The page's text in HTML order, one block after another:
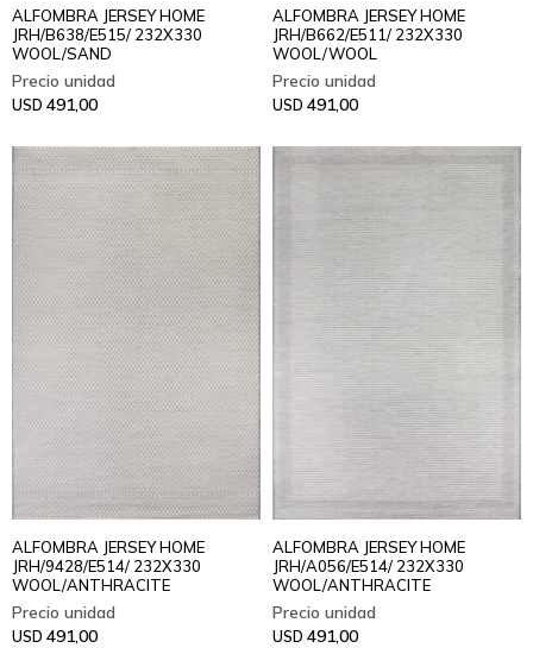
ALFOMBRA JERSEY HOME
JRH/B638/E515/ 232X330
WOOL/SAND
USD 491,00
ALFOMBRA JERSEY HOME
JRH/B662/E511/ 232X330
WOOL/WOOL
USD 491,00
ALFOMBRA JERSEY HOME
JRH/9428/E514/ 232X330
WOOL/ANTHRACITE
USD 491,00
ALFOMBRA JERSEY HOME
JRH/A056/E514/ 232X330
WOOL/ANTHRACITE
USD 491,00